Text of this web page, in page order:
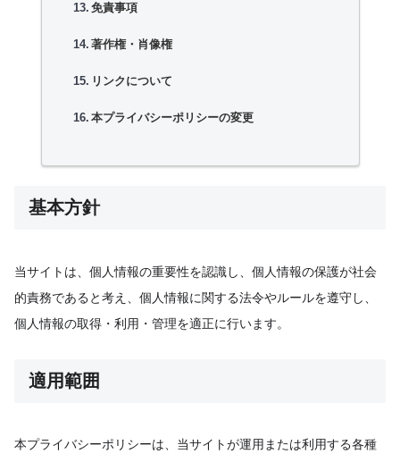
免責事項
著作権・肖像権
リンクについて
本プライバシーポリシーの変更
基本方針
当サイトは、個人情報の重要性を認識し、個人情報の保護が社会
的責務であると考え、個人情報に関する法令やルールを遵守し、
個人情報の取得・利用・管理を適正に行います。
適用範囲
本プライバシーポリシーは、当サイトが運用または利用する各種